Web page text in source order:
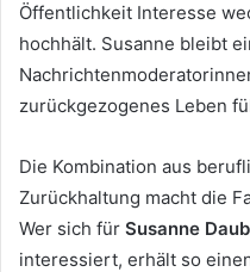
Öffentlichkeit Interesse
hochhält. Susanne bleibt
zurückgezogenes Leben
Die Kombination aus
Zurückhaltung macht die
Wer sich für Susanne
interessiert, erhält so